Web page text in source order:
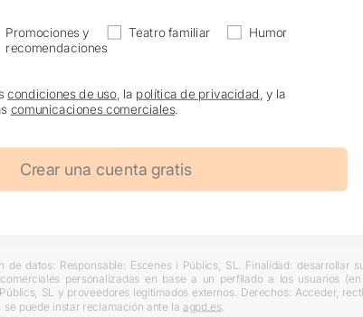
Promociones y
recomendaciones
Teatro familiar Humor
condiciones de uso, la política de privacidad , y la
comunicaciones comerciales.
de datos: Responsable: Escenes i Públics, SL. Finalidad:
personalizadas en base a un perfilado a los usuarios
Públics, SL y proveedores legitimados externos. Derechos: Acceder,
se puede instar reclamación ante la agpd.es